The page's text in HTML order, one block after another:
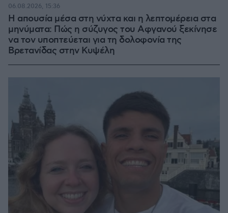
Η απουσία μέσα στη νύχτα και η λεπτομέρεια στα
μηνύματα: Πώς η σύζυγος του Αφγανού ξεκίνησε
να τον υποπτεύεται για τη δολοφονία της
Βρετανίδας στην Κυψέλη
06.08.2026, 15:36